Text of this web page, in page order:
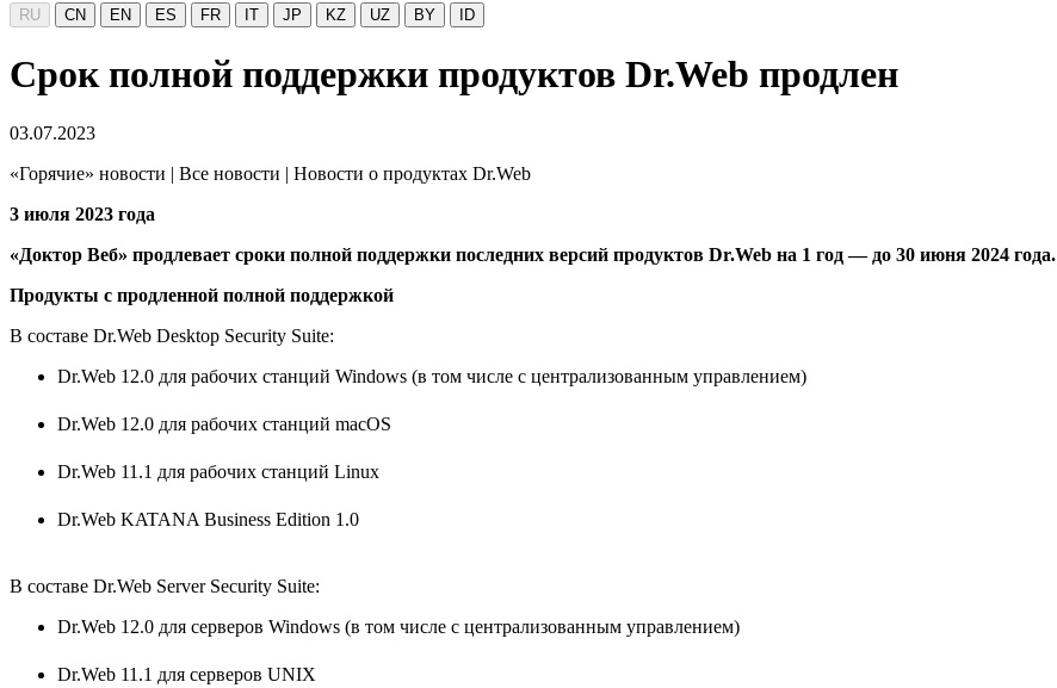
RU CN EN ES FR IT JP KZ UZ BY ID
Срок полной поддержки продуктов Dr.Web продлен
03.07.2023
«Горячие» новости | Все новости | Новости о продуктах Dr.Web
3 июля 2023 года
«Доктор Веб» продлевает сроки полной поддержки последних версий продуктов Dr.Web на 1 год — до 30 июня 2024 года.
Продукты с продленной полной поддержкой
В составе Dr.Web Desktop Security Suite:
Dr.Web 12.0 для рабочих станций Windows (в том числе с централизованным управлением)
Dr.Web 12.0 для рабочих станций macOS
Dr.Web 11.1 для рабочих станций Linux
Dr.Web KATANA Business Edition 1.0
В составе Dr.Web Server Security Suite:
Dr.Web 12.0 для серверов Windows (в том числе с централизованным управлением)
Dr.Web 11.1 для серверов UNIX